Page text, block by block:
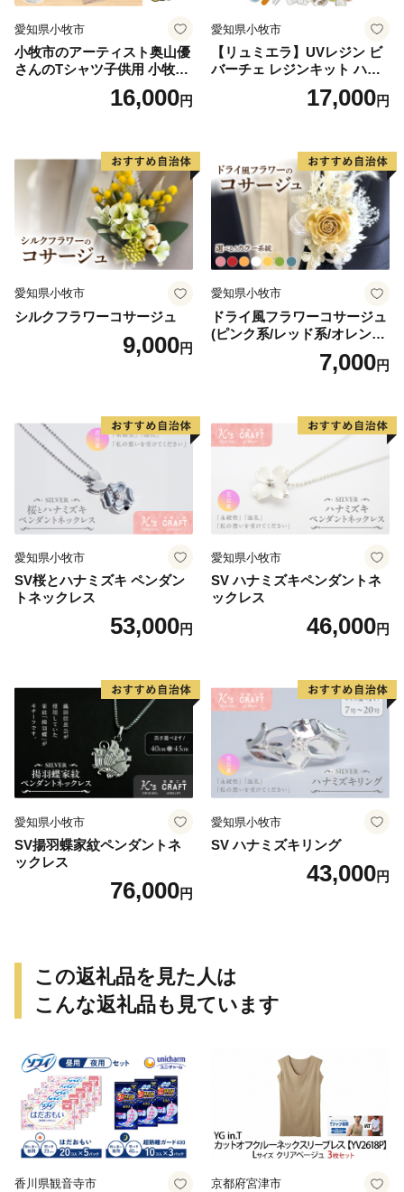
愛知県小牧市
小牧市のアーティスト奥山優
さんのTシャツ子供用 小牧市
16,000円
愛知県小牧市
【リュミエラ】UVレジン ビ
バーチェ レジンキット ハン
ドメイド レジンクラフト ア
クセサリーキット 手作り セ
17,000円
愛知県小牧市
シルクフラワーコサージュ
9,000円
愛知県小牧市
ドライ風フラワーコサージュ
(ピンク系/レッド系/オレンジ
系/ホワイト系/イエロー系/グ
リーン系/ブルー系）7,000円
愛知県小牧市
SV桜とハナミズキ ペンダン
トネックレス
53,000円
愛知県小牧市
SV ハナミズキペンダントネ
ックレス
46,000円
愛知県小牧市
SV揚羽蝶家紋ペンダントネ
ックレス
76,000円
愛知県小牧市
SV ハナミズキリング
43,000円
この返礼品を見た人は
こんな返礼品も見ています
香川県観音寺市 京都府宮津市